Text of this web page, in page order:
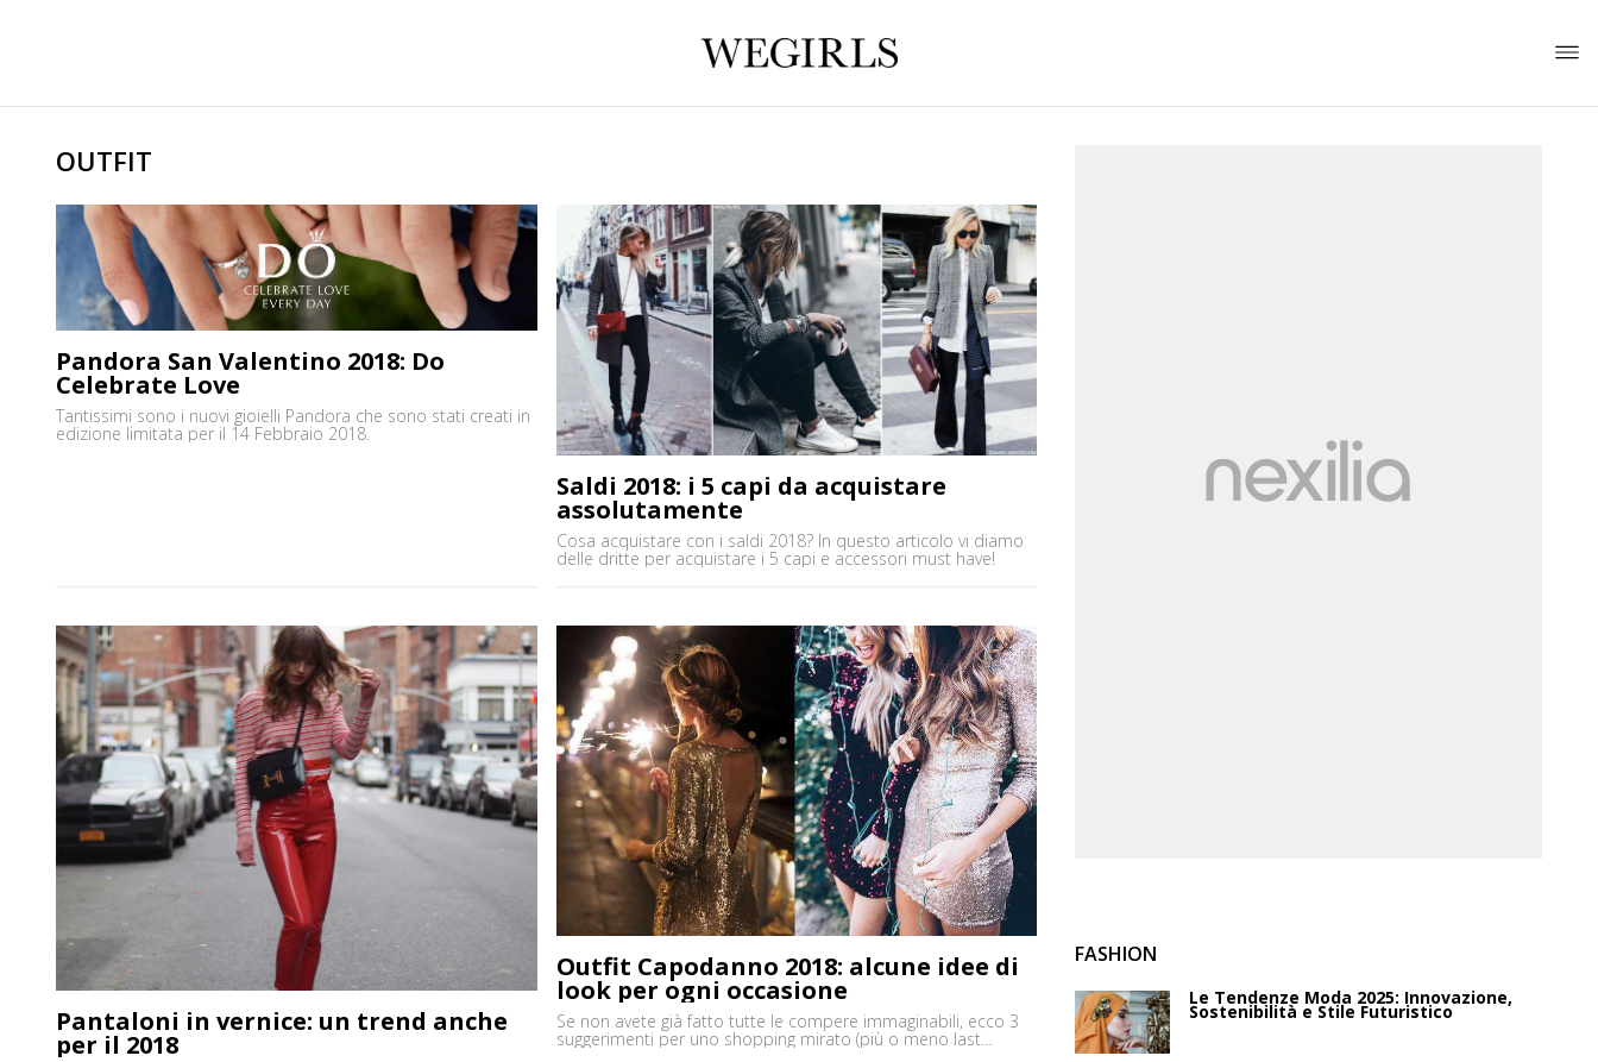
OUTFIT
Pandora San Valentino 2018: Do
Celebrate Love
Tantissimi sono i nuovi gioielli Pandora che sono stati creati in
edizione limitata per il 14 Febbraio 2018.
Saldi 2018: i 5 capi da acquistare
assolutamente
Cosa acquistare con i saldi 2018? In questo articolo vi diamo
delle dritte per acquistare i 5 capi e accessori must have!
Pantaloni in vernice: un trend anche
per il 2018
Outfit Capodanno 2018: alcune idee di
look per ogni occasione
Se non avete già fatto tutte le compere immaginabili, ecco 3
suggerimenti per uno shopping mirato (più o meno last
FASHION
Le Tendenze Moda 2025: Innovazione,
Sostenibilità e Stile Futuristico